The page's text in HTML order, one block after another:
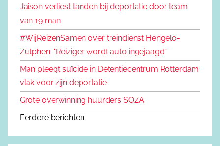
Jaison verliest tanden bij deportatie door team
van 19 man
#WijReizenSamen over treindienst Hengelo-
Zutphen: “Reiziger wordt auto ingejaagd”
Man pleegt suïcide in Detentiecentrum Rotterdam
vlak voor zijn deportatie
Grote overwinning huurders SOZA
Eerdere berichten